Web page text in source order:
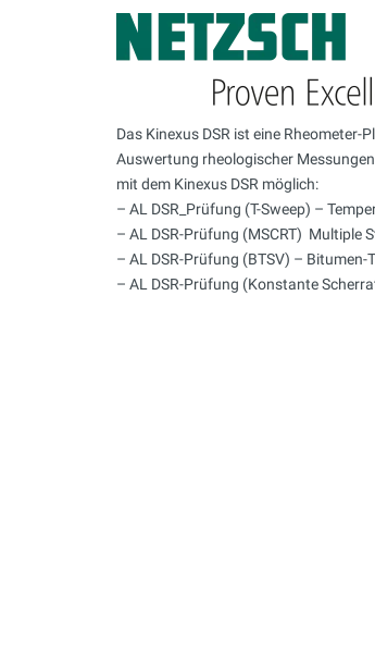
Das Kinexus DSR ist eine
Auswertung rheologischer
mit dem Kinexus DSR möglich:
– AL DSR_Prüfung (T-Sweep) –
– AL DSR-Prüfung (MSCRT)  Multiple
– AL DSR-Prüfung (BTSV) –
– AL DSR-Prüfung (Konstante